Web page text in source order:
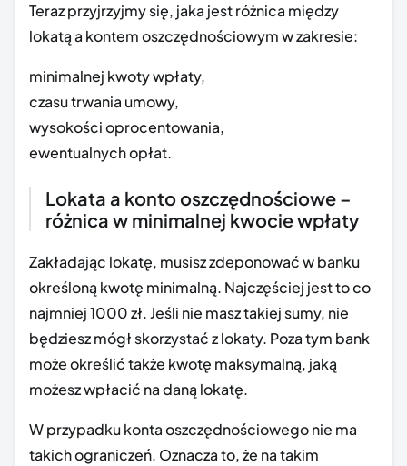
Teraz przyjrzyjmy się, jaka jest różnica między
lokatą a kontem oszczędnościowym w zakresie:
minimalnej kwoty wpłaty,
czasu trwania umowy,
wysokości oprocentowania,
ewentualnych opłat.
Lokata a konto oszczędnościowe –
różnica w minimalnej kwocie wpłaty
Zakładając lokatę, musisz zdeponować w banku
określoną kwotę minimalną. Najczęściej jest to co
najmniej 1000 zł. Jeśli nie masz takiej sumy, nie
będziesz mógł skorzystać z lokaty. Poza tym bank
może określić także kwotę maksymalną, jaką
możesz wpłacić na daną lokatę.
W przypadku konta oszczędnościowego nie ma
takich ograniczeń. Oznacza to, że na takim